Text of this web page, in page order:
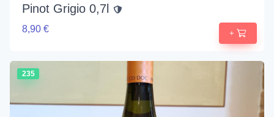
Pinot Grigio 0,7l
8,90 € +
235